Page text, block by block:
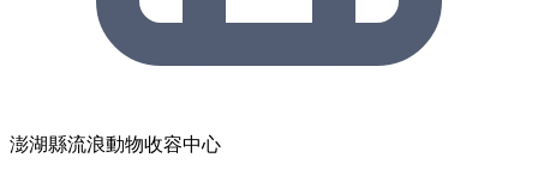
澎湖縣流浪動物收容中心